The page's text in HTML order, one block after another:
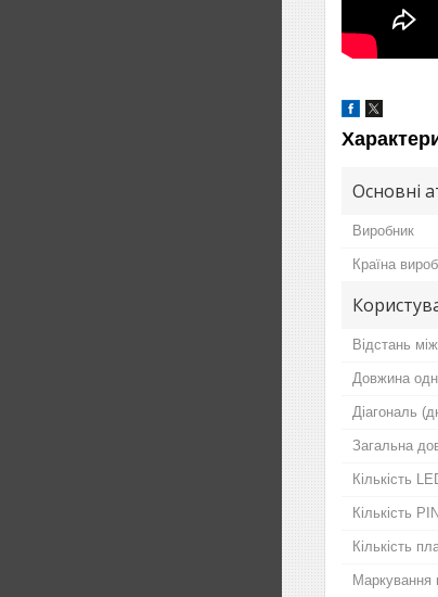
Основні
Виробник
Країна
Відстань
Довжина
Діагональ
Загальна
Кількість
Кількість
Кількість
Маркування